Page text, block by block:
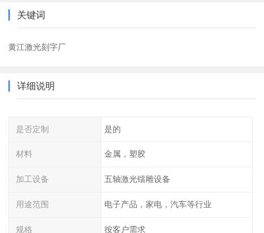
关键词
黄江激光刻字厂
详细说明
是否定制 是的
材料 金属，塑胶
加工设备 五轴激光镭雕设备
用途范围 电子产品，家电，汽车等行业
规格 按客户需求